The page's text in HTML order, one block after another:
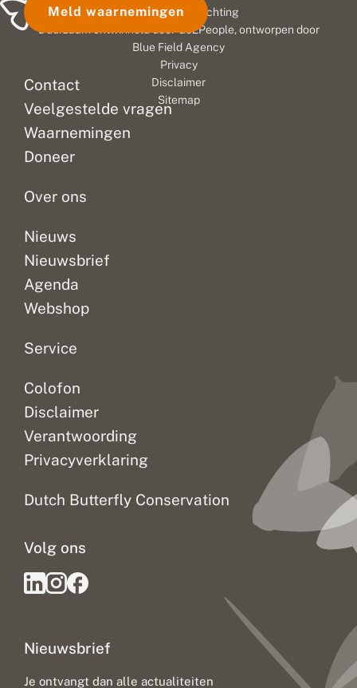
Contact
Veelgestelde vragen
Waarnemingen
Doneer
Over ons
Nieuws
Nieuwsbrief
Agenda
Webshop
Service
Colofon
Disclaimer
Verantwoording
Privacyverklaring
Dutch Butterfly Conservation
Nieuwsbrief
Je ontvangt dan alle actualiteiten
Volg ons
Meld waarnemingen
© 2026 Vlinderstichting
Duurzaam ontwikkeld door
Go2People, ontworpen door
Blue Field Agency
Privacy
Disclaimer
Sitemap